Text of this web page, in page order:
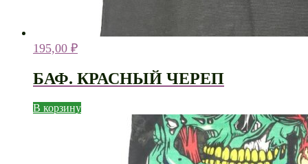
195,00 ₽
БАФ. КРАСНЫЙ ЧЕРЕП
В корзину